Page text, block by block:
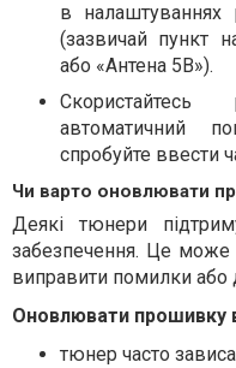
в налаштуваннях
(зазвичай пункт
або «Антена 5В»).
автоматичний
спробуйте ввести
Чи варто оновлювати
Деякі тюнери
забезпечення. Це може
виправити помилки або
Оновлювати прошивку
тюнер часто